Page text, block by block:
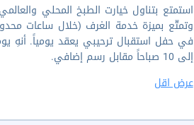
وتمتّع بميزة خدمة الغرف (خلال ساعات
إلى 10 صباحاً مقابل رسم إضافي.
عرض اقل